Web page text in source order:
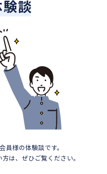
談
員様の体験談です。
は、ぜひご覧ください。